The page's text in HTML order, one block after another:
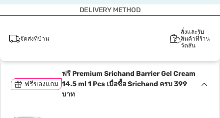
DELIVERY METHOD
จัดส่งที่บ้าน
สั่งและรับ
สินค้าที่ร้าน
วัตสัน
ฟรีของแถม
ฟรี Premium Srichand Barrier Gel Cream
14.5 ml 1 Pcs เมื่อซื้อ Srichand ครบ 399
บาท